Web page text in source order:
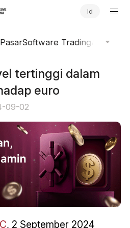
Id
Software Trading Aliran
tertinggi dalam
euro
09-02
, 2 September 2024